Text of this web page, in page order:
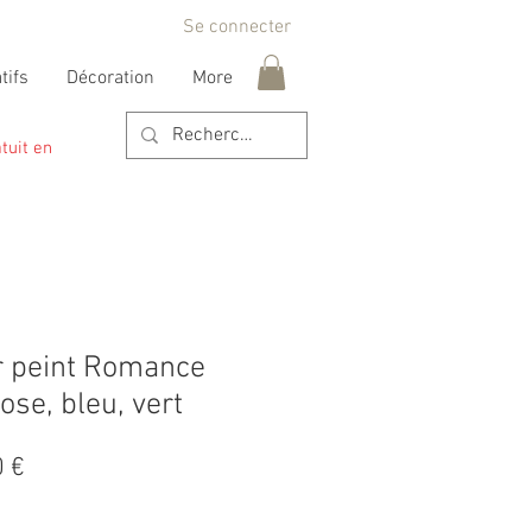
Se connecter
Décoration More
en
peint Romance
bleu, vert
€